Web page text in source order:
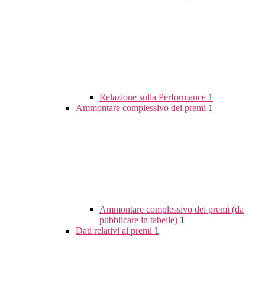
Relazione sulla Performance 1
Ammontare complessivo dei premi 1
Ammontare complessivo dei premi (da
pubblicare in tabelle) 1
Dati relativi ai premi 1